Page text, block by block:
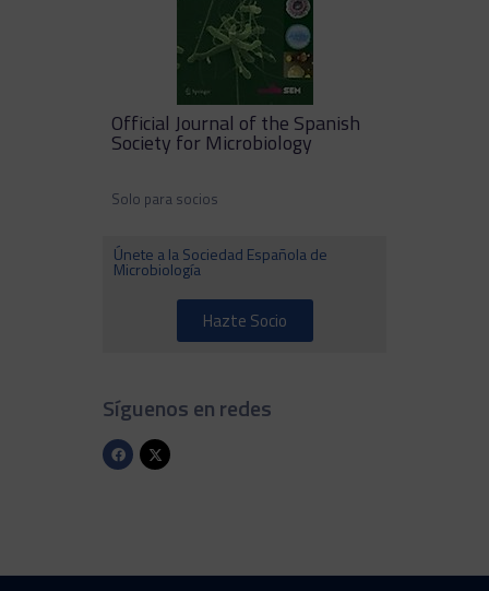
Official Journal of the Spanish
Society for Microbiology
Solo para socios
Únete a la Sociedad Española de
Microbiología
Hazte Socio
Síguenos en redes